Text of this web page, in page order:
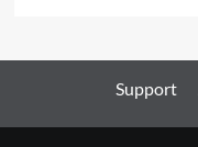
Support